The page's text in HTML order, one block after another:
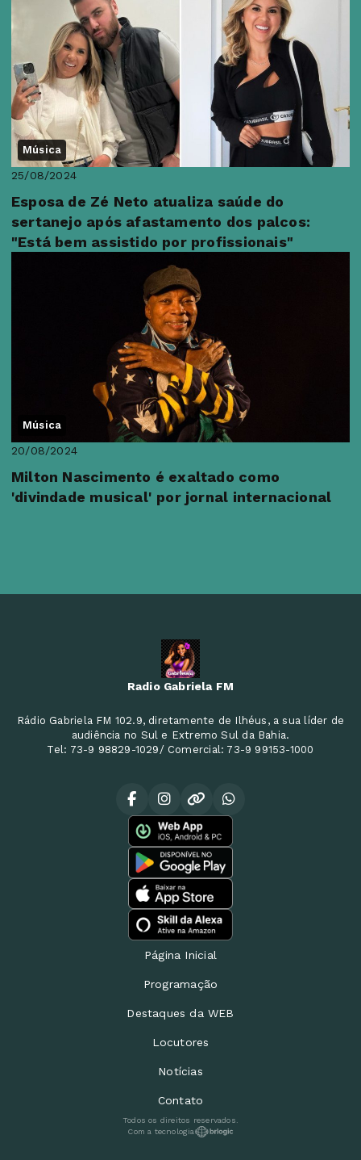
Música
25/08/2024
Esposa de Zé Neto atualiza saúde do
sertanejo após afastamento dos palcos:
"Está bem assistido por profissionais"
Música
20/08/2024
Milton Nascimento é exaltado como
'divindade musical' por jornal internacional
Radio Gabriela FM
Rádio Gabriela FM 102.9, diretamente de Ilhéus, a sua líder de
audiência no Sul e Extremo Sul da Bahia.
Tel: 73-9 98829-1029/ Comercial: 73-9 99153-1000
Página Inicial
Programação
Destaques da WEB
Locutores
Notícias
Contato
Todos os direitos reservados.
Com a tecnologia